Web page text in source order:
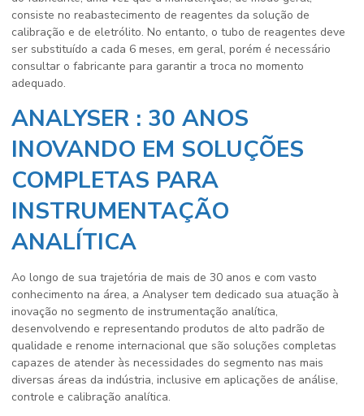
consiste no reabastecimento de reagentes da solução de
calibração e de eletrólito. No entanto, o tubo de reagentes deve
ser substituído a cada 6 meses, em geral, porém é necessário
consultar o fabricante para garantir a troca no momento
adequado.
ANALYSER : 30 ANOS
INOVANDO EM SOLUÇÕES
COMPLETAS PARA
INSTRUMENTAÇÃO
ANALÍTICA
Ao longo de sua trajetória de mais de 30 anos e com vasto
conhecimento na área, a Analyser tem dedicado sua atuação à
inovação no segmento de instrumentação analítica,
desenvolvendo e representando produtos de alto padrão de
qualidade e renome internacional que são soluções completas
capazes de atender às necessidades do segmento nas mais
diversas áreas da indústria, inclusive em aplicações de análise,
controle e calibração analítica.